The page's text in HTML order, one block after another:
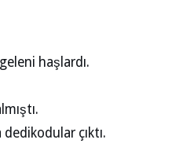
haşlardı.
çıktı.